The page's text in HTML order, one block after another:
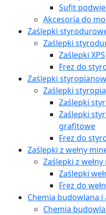
Sufit
Akcesoria do
Zaślepki
Zaślepki
Zaślepki XPS
Frez do
Zaślepki
Zaślepki
Zaślepki
Zaślepki
grafitowe
Frez do
Zaślepki z wełny
Zaślepki z
Zaślepki
Frez do
Chemia budowlana i
Chemia